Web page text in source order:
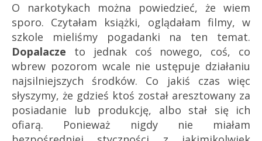
O narkotykach można powiedzieć, że wiem
sporo. Czytałam książki, oglądałam filmy, w
szkole mieliśmy pogadanki na ten temat.
Dopalacze to jednak coś nowego, coś, co
wbrew pozorom wcale nie ustępuje działaniu
najsilniejszych środków. Co jakiś czas więc
słyszymy, że gdzieś ktoś został aresztowany za
posiadanie lub produkcję, albo stał się ich
ofiarą. Ponieważ nigdy nie miałam